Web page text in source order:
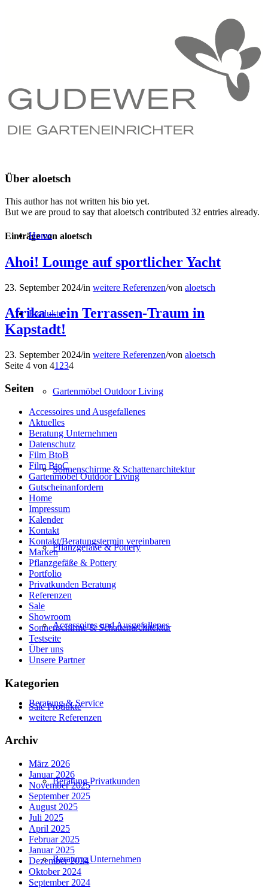
Home
Produkte
Gartenmöbel Outdoor Living
Sonnenschirme & Schattenarchitektur
Pflanzgefäße & Pottery
Accessoires und Ausgefallenes
Beratung & Service
Beratung Privatkunden
Beratung Unternehmen
Über aloetsch
This author has not written his bio yet.
But we are proud to say thataloetsch contributed 32 entries already.
Einträge von aloetsch
Ahoi! Lounge auf sportlicher Yacht
23. September 2024/in weitere Referenzen/von aloetsch
Afrika – ein Terrassen-Traum in
Kapstadt!
23. September 2024/in weitere Referenzen/von aloetsch
Seite 4 von 41 234
Seiten
Accessoires und Ausgefallenes
Aktuelles
Beratung Unternehmen
Datenschutz
Film BtoB
Film BtoC
Gartenmöbel Outdoor Living
Gutscheinanfordern
Home
Impressum
Kalender
Kontakt
Kontakt/Beratungstermin vereinbaren
Marken
Pflanzgefäße & Pottery
Portfolio
Privatkunden Beratung
Referenzen
Sale
Showroom
Sonnenschirme & Schattenarchitektur
Testseite
Über uns
Unsere Partner
Kategorien
Sale Produkte
weitere Referenzen
Archiv
März 2026
Januar 2026
November 2025
September 2025
August 2025
Juli 2025
April 2025
Februar 2025
Januar 2025
Dezember 2024
Oktober 2024
September 2024